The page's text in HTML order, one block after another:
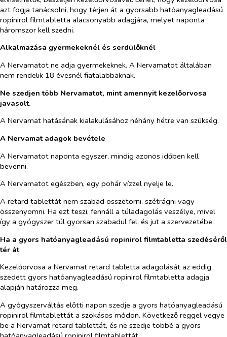
azt fogja tanácsolni, hogy térjen át a gyorsabb hatóanyagleadású
ropinirol filmtabletta alacsonyabb adagjára, melyet naponta
háromszor kell szedni.
Alkalmazása gyermekeknél és serdülőknél
A Nervamatot ne adja gyermekeknek. A Nervamatot általában
nem rendelik 18 évesnél fiatalabbaknak.
Ne szedjen több Nervamatot, mint amennyit kezelőorvosa
javasolt.
A Nervamat hatásának kialakulásához néhány hétre van szükség.
A Nervamat adagok bevétele
A Nervamatot naponta egyszer, mindig azonos időben kell
bevenni.
A Nervamatot egészben, egy pohár vízzel nyelje le.
A retard tablettát nem szabad összetörni, szétrágni vagy
összenyomni. Ha ezt teszi, fennáll a túladagolás veszélye, mivel
így a gyógyszer túl gyorsan szabadul fel, és jut a szervezetébe.
Ha a gyors hatóanyagleadású ropinirol filmtabletta szedéséről
tér át
Kezelőorvosa a Nervamat retard tabletta adagolását az eddig
szedett gyors hatóanyagleadású ropinirol filmtabletta adagja
alapján határozza meg.
A gyógyszerváltás előtti napon szedje a gyors hatóanyagleadású
ropinirol filmtablettát a szokásos módon. Következő reggel vegye
be a Nervamat retard tablettát, és ne szedje többé a gyors